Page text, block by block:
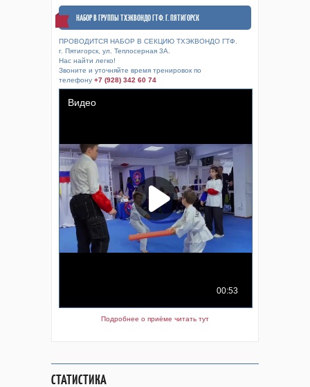
НАБОР В ГРУППЫ ТХЭКВОНДО ГТФ. Г. ПЯТИГОРСК
ПРОВОДИТСЯ НАБОР В СЕКЦИЮ ТХЭКВОНДО ГТФ.
г. Пятигорск, ул. Теплосерная 3А.
Нас найти легко!
Звоните и уточняйте время тренировок по
телефону +7 (928) 342 60 74
Подробнее о приёме читать тут
СТАТИСТИКА